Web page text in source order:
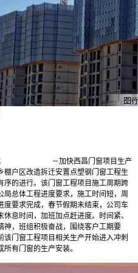
奋战 －加快西昌门窗项目生产
棚户区改造拆迁安置点塑钢门窗工程生
序的进行。该门窗工程项目施工周期跨
总体工程进度要求，施工时间短，周
度要求完成，春节假期未结束，公司车
息时间，加班加点赶进度。时间紧、
神，班组积极奋战，围绕客户工期要
门窗工程项目相关生产开始进入冲刺
有门窗的生产安装。